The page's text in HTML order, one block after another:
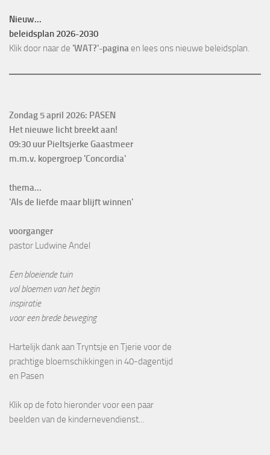
Nieuw...
beleidsplan 2026-2030
Klik door naar de 'WAT?'-pagina en lees ons nieuwe beleidsplan.
Zondag 5 april 2026: PASEN
Het nieuwe licht breekt aan!
09:30 uur Pieltsjerke Gaastmeer
m.m.v. kopergroep 'Concordia'
thema...
'Als de liefde maar blijft winnen'
voorganger
pastor Ludwine Andel
Een bloeiende tuin
vol bloemen van het begin
inspiratie
voor een brede beweging
Hartelijk dank aan Tryntsje en Tjerie voor de
prachtige bloemschikkingen in 40-dagentijd
en Pasen
Klik op de foto hieronder voor een paar
beelden van de kindernevendienst...